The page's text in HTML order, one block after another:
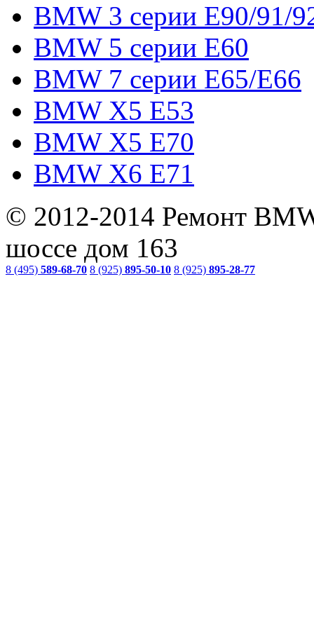
BMW 3 серии E90/91/
BMW 5 серии E60
BMW 7 серии E65/E66
BMW X5 E53
BMW X5 E70
BMW X6 E71
© 2012-2014 Ремонт
шоссе дом 163
8 (495) 589-68-70 8 (925) 895-50-10 8 (925) 895-28-77